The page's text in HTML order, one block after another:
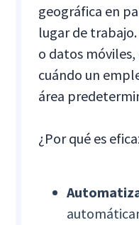
geográfica en
lugar de trabajo.
o datos
cuándo un
área
¿Por qué es